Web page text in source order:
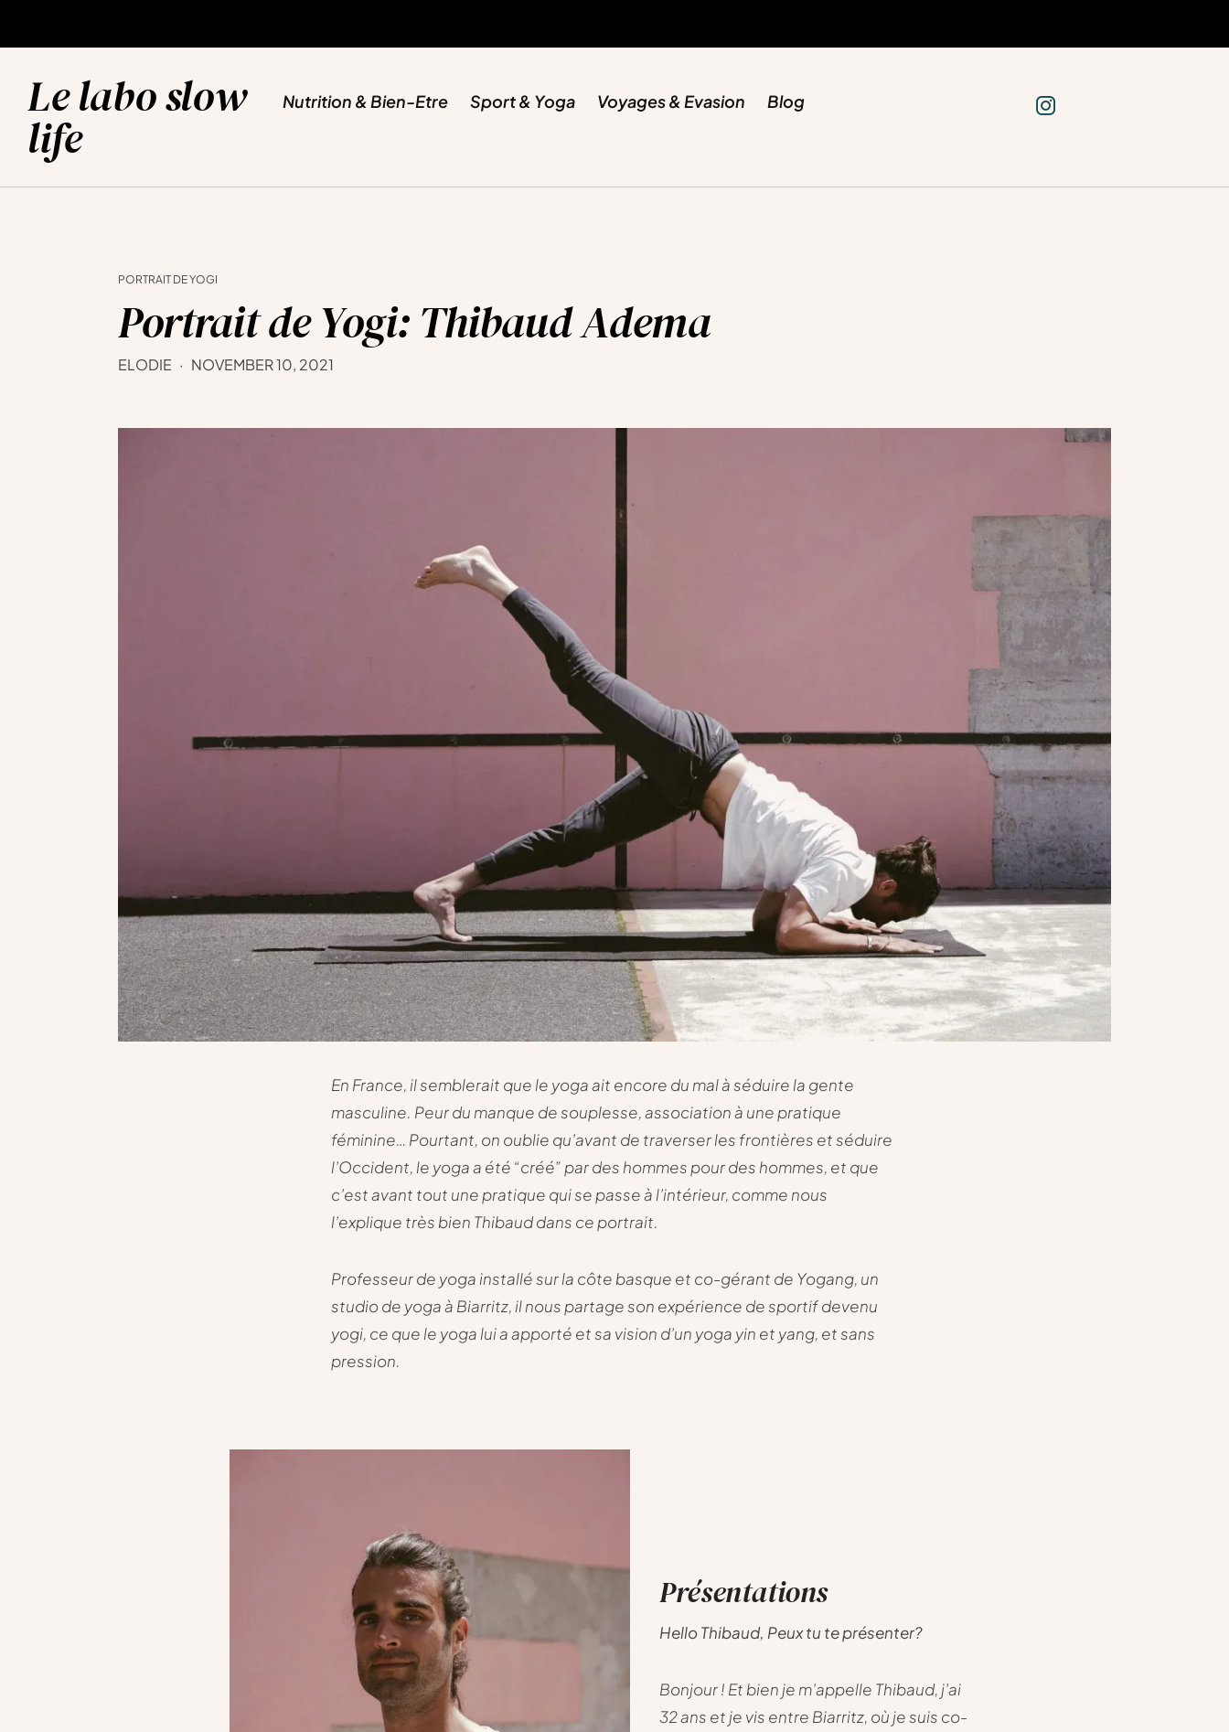
Le labo slow
life
Nutrition & Bien-Etre Sport & Yoga Voyages & Evasion Blog
PORTRAIT DE YOGI
Portrait de Yogi: Thibaud Adema
ELODIE NOVEMBER 10, 2021
En France, il semblerait que le yoga ait encore du mal à séduire la gente
masculine. Peur du manque de souplesse, association à une pratique
féminine… Pourtant, on oublie qu’avant de traverser les frontières et séduire
l’Occident, le yoga a été “créé” par des hommes pour des hommes, et que
c’est avant tout une pratique qui se passe à l’intérieur, comme nous
l’explique très bien Thibaud dans ce portrait.
Professeur de yoga installé sur la côte basque et co-gérant de Yogang, un
studio de yoga à Biarritz, il nous partage son expérience de sportif devenu
yogi, ce que le yoga lui a apporté et sa vision d’un yoga yin et yang, et sans
pression.
Présentations
Hello Thibaud, Peux tu te présenter?
Bonjour ! Et bien je m’appelle Thibaud, j’ai
32 ans et je vis entre Biarritz, où je suis co-